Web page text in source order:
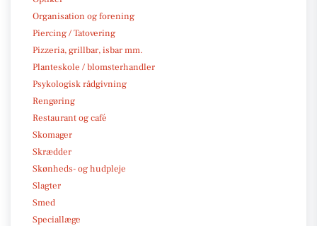
Organisation og forening
Piercing / Tatovering
Pizzeria, grillbar, isbar mm.
Planteskole / blomsterhandler
Psykologisk rådgivning
Rengøring
Restaurant og café
Skomager
Skrædder
Skønheds- og hudpleje
Slagter
Smed
Speciallæge